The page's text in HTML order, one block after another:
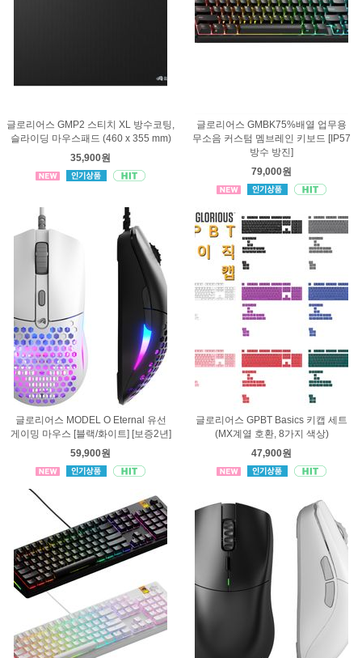
글로리어스 GMP2 스티치 XL 방수코팅,
슬라이딩 마우스패드 (460 x 355 mm)
35,900원
글로리어스 GMBK75%배열 업무용
무소음 커스텀 멤브레인 키보드 [IP57
방수 방진]
79,000원
글로리어스 MODEL O Eternal 유선
게이밍 마우스 [블랙/화이트] [보증2년]
59,900원
글로리어스 GPBT Basics 키캡 세트
(MX계열 호환, 8가지 색상)
47,900원